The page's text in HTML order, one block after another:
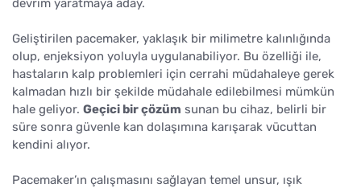
devrim yaratmaya aday.
Geliştirilen pacemaker, yaklaşık bir milimetre kalınlığında
olup, enjeksiyon yoluyla uygulanabiliyor. Bu özelliği ile,
hastaların kalp problemleri için cerrahi müdahaleye gerek
kalmadan hızlı bir şekilde müdahale edilebilmesi mümkün
hale geliyor. Geçici bir çözüm sunan bu cihaz, belirli bir
süre sonra güvenle kan dolaşımına karışarak vücuttan
kendini alıyor.
Pacemaker’ın çalışmasını sağlayan temel unsur, ışık